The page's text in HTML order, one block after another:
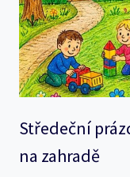
Středeční
na zahradě